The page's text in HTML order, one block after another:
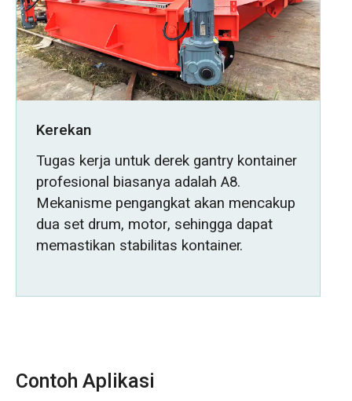
Kerekan
Tugas kerja untuk derek gantry kontainer
profesional biasanya adalah A8.
Mekanisme pengangkat akan mencakup
dua set drum, motor, sehingga dapat
memastikan stabilitas kontainer.
Contoh Aplikasi